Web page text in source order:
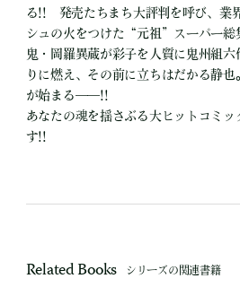
る!! 発売たちまち大評判を呼び、業
シュの火をつけた“元祖”スーパー
鬼・岡羅異蔵が彩子を人質に鬼州組
りに燃え、その前に立ちはだかる静
が始まる――!!
あなたの魂を揺さぶる大ヒットコミ
す!!
Related Books シリーズの関連書籍